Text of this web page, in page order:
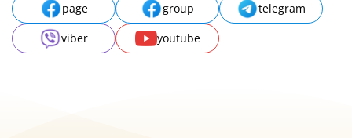
page group
telegram
viber
youtube